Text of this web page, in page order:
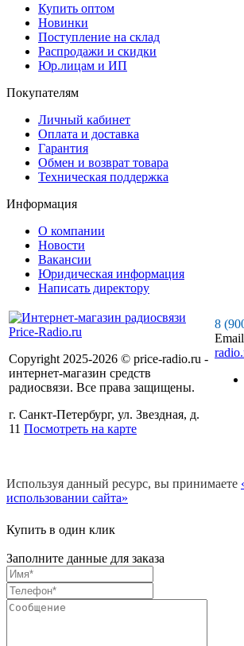
Купить оптом
Новинки
Поступление на склад
Распродажи и скидки
Юр.лицам и ИП
Покупателям
Личный кабинет
Оплата и доставка
Гарантия
Обмен и возврат товара
Техническая поддержка
Информация
О компании
Новости
Вакансии
Юридическая информация
Написать директору
Copyright 2025-2026 © price-radio.ru -
интернет-магазин средств
радиосвязи. Все права защищены.
г. Санкт-Петербург, ул. Звездная, д.
11 Посмотреть на карте
8
Используя данный ресурс, вы принимаете
использовании сайта»
Купить в один клик
Заполните данные для заказа